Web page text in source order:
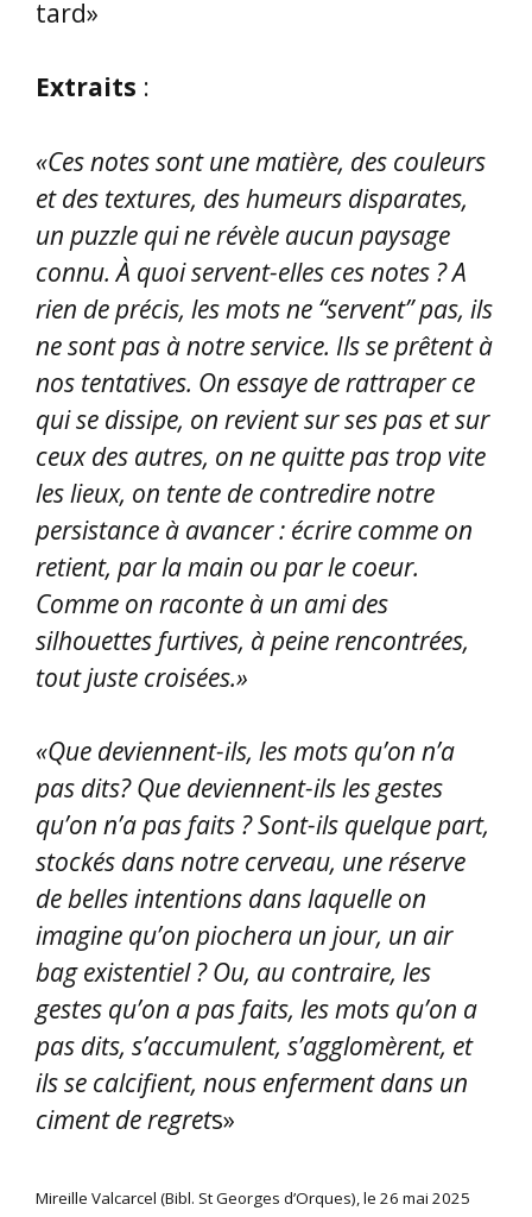
tard»
Extraits :
«Ces notes sont une matière, des couleurs
et des textures, des humeurs disparates,
un puzzle qui ne révèle aucun paysage
connu. À quoi servent-elles ces notes ? A
rien de précis, les mots ne “servent” pas, ils
ne sont pas à notre service. Ils se prêtent à
nos tentatives. On essaye de rattraper ce
qui se dissipe, on revient sur ses pas et sur
ceux des autres, on ne quitte pas trop vite
les lieux, on tente de contredire notre
persistance à avancer : écrire comme on
retient, par la main ou par le coeur.
Comme on raconte à un ami des
silhouettes furtives, à peine rencontrées,
tout juste croisées.»
«Que deviennent-ils, les mots qu’on n’a
pas dits? Que deviennent-ils les gestes
qu’on n’a pas faits ? Sont-ils quelque part,
stockés dans notre cerveau, une réserve
de belles intentions dans laquelle on
imagine qu’on piochera un jour, un air
bag existentiel ? Ou, au contraire, les
gestes qu’on a pas faits, les mots qu’on a
pas dits, s’accumulent, s’agglomèrent, et
ils se calcifient, nous enferment dans un
ciment de regrets»
Mireille Valcarcel (Bibl. St Georges d’Orques), le 26 mai 2025